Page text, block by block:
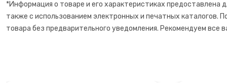
*Информация о товаре и его характеристиках предоставлена
также с использованием электронных и печатных каталогов.
товара без предварительного уведомления. Рекомендуем
Тостеры